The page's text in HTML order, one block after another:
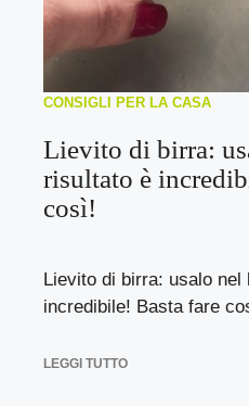
CONSIGLI PER LA CASA
Lievito di birra:
risultato è
così!
Lievito di birra: usalo
incredibile! Basta fare
LEGGI TUTTO